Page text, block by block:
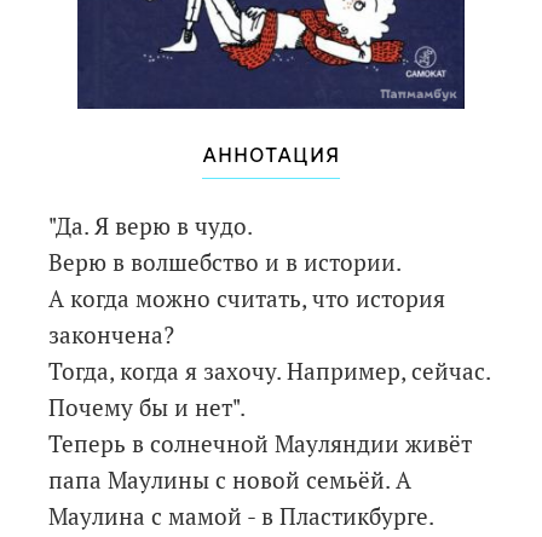
АННОТАЦИЯ
"Да. Я верю в чудо.
Верю в волшебство и в истории.
А когда можно считать, что история
закончена?
Тогда, когда я захочу. Например, сейчас.
Почему бы и нет".
Теперь в солнечной Мауляндии живёт
папа Маулины с новой семьёй. А
Маулина с мамой - в Пластикбурге.